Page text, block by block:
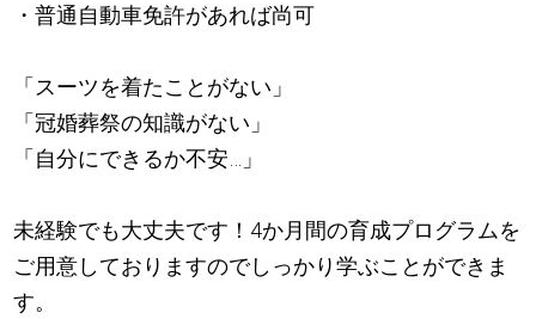
・普通自動車免許があれば尚可
「スーツを着たことがない」
「冠婚葬祭の知識がない」
「自分にできるか不安…」
未経験でも大丈夫です！4か月間の育成プログラムを
ご用意しておりますのでしっかり学ぶことができま
す。